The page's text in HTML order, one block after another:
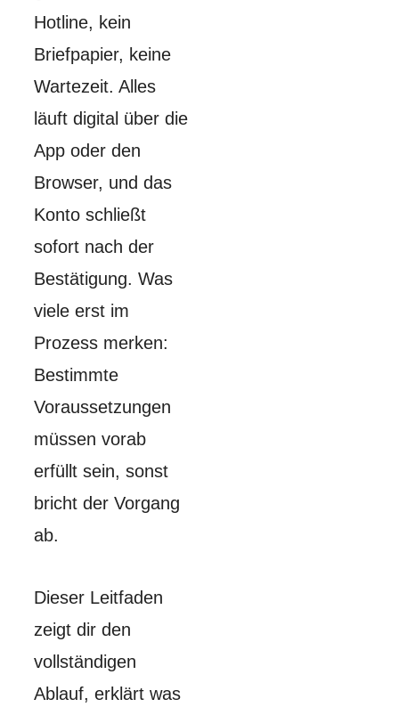
Hotline, kein
Briefpapier, keine
Wartezeit. Alles
läuft digital über die
App oder den
Browser, und das
Konto schließt
sofort nach der
Bestätigung. Was
viele erst im
Prozess merken:
Bestimmte
Voraussetzungen
müssen vorab
erfüllt sein, sonst
bricht der Vorgang
ab.
Dieser Leitfaden
zeigt dir den
vollständigen
Ablauf, erklärt was